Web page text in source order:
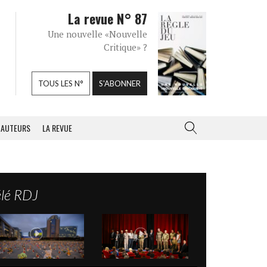
La revue N° 87
Une nouvelle «Nouvelle
Critique» ?
TOUS LES N° S'ABONNER
AUTEURS LA REVUE
RDJ